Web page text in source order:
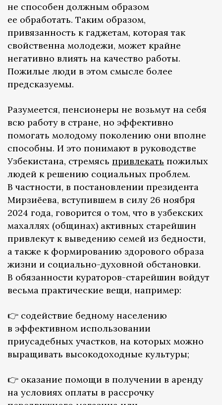
не способен должным образом
ее обработать. Таким образом,
привязанность к гаджетам, которая так
свойственна молодежи, может крайне
негативно влиять на качество работы.
Пожилые люди в этом смысле более
предсказуемы.
Разумеется, пенсионеры не возьмут на себя
всю работу в стране, но эффективно
помогать молодому поколению они вполне
способны. И это понимают в руководстве
Узбекистана, стремясь привлекать пожилых
людей к решению социальных проблем.
В частности, в постановлении президента
Мирзиёева, вступившем в силу 26 ноября
2024 года, говорится о том, что в узбекских
махаллях (общинах) активных старейшин
привлекут к выведению семей из бедности,
а также к формированию здорового образа
жизни и социально-духовной обстановки.
В обязанности кураторов-старейшин войдут
весьма практические вещи, например:
👉 содействие бедному населению
в эффективном использовании
приусадебных участков, на которых можно
выращивать высокодоходные культуры;
👉 оказание помощи в получении в аренду
на условиях оплаты в рассрочку